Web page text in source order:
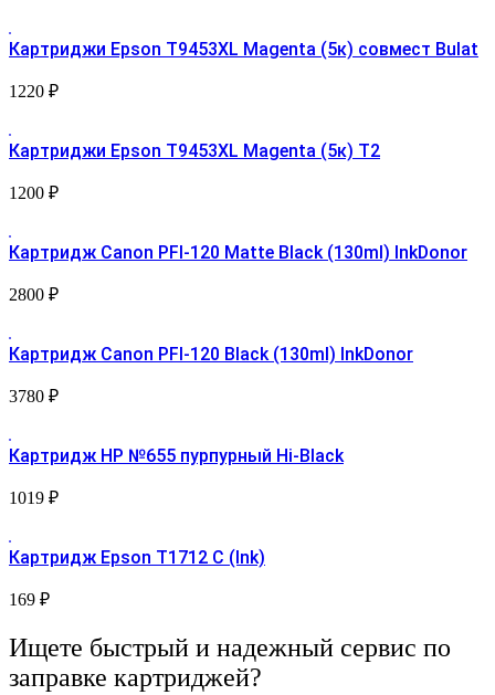
Картриджи Epson T9453XL Magenta (5к) совмест Bulat
1220 ₽
Картриджи Epson T9453XL Magenta (5к) Т2
1200 ₽
Картридж Canon PFI-120 Matte Black (130ml) InkDonor
2800 ₽
Картридж Canon PFI-120 Black (130ml) InkDonor
3780 ₽
Картридж HP №655 пурпурный Hi-Black
1019 ₽
Картридж Epson T1712 С (Ink)
169 ₽
Ищете быстрый и надежный сервис по
заправке картриджей?